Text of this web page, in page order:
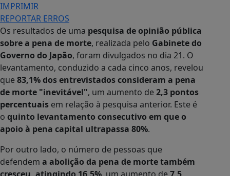
IMPRIMIR
REPORTAR ERROS
Os resultados de uma pesquisa de opinião pública
sobre a pena de morte, realizada pelo Gabinete do
Governo do Japão, foram divulgados no dia 21. O
levantamento, conduzido a cada cinco anos, revelou
que 83,1% dos entrevistados consideram a pena
de morte "inevitável", um aumento de 2,3 pontos
percentuais em relação à pesquisa anterior. Este é
o quinto levantamento consecutivo em que o
apoio à pena capital ultrapassa 80%.
Por outro lado, o número de pessoas que
defendem a abolição da pena de morte também